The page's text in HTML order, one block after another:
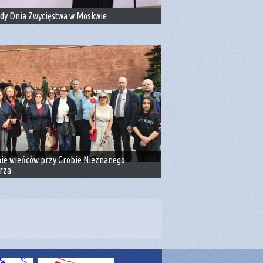
Dnia Zwycięstwa w Moskwie
wieńców przy Grobie Nieznanego